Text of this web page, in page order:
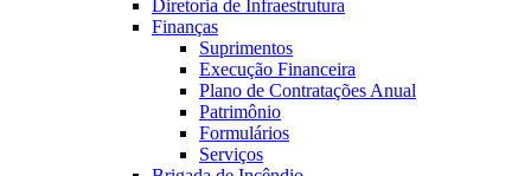
Diretoria de Infraestrutura
Finanças
Suprimentos
Execução Financeira
Plano de Contratações Anual
Patrimônio
Formulários
Serviços